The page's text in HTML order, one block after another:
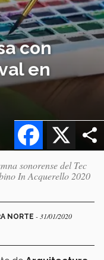
con
en
X
Facebook
sonorense del Tec
In Acquerello 2020
NORTE - 31/01/2020